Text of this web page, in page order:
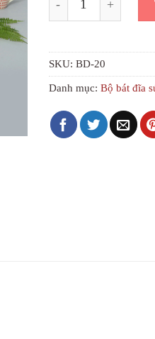
SKU: BD-20
Danh mục: Bộ bát đĩa